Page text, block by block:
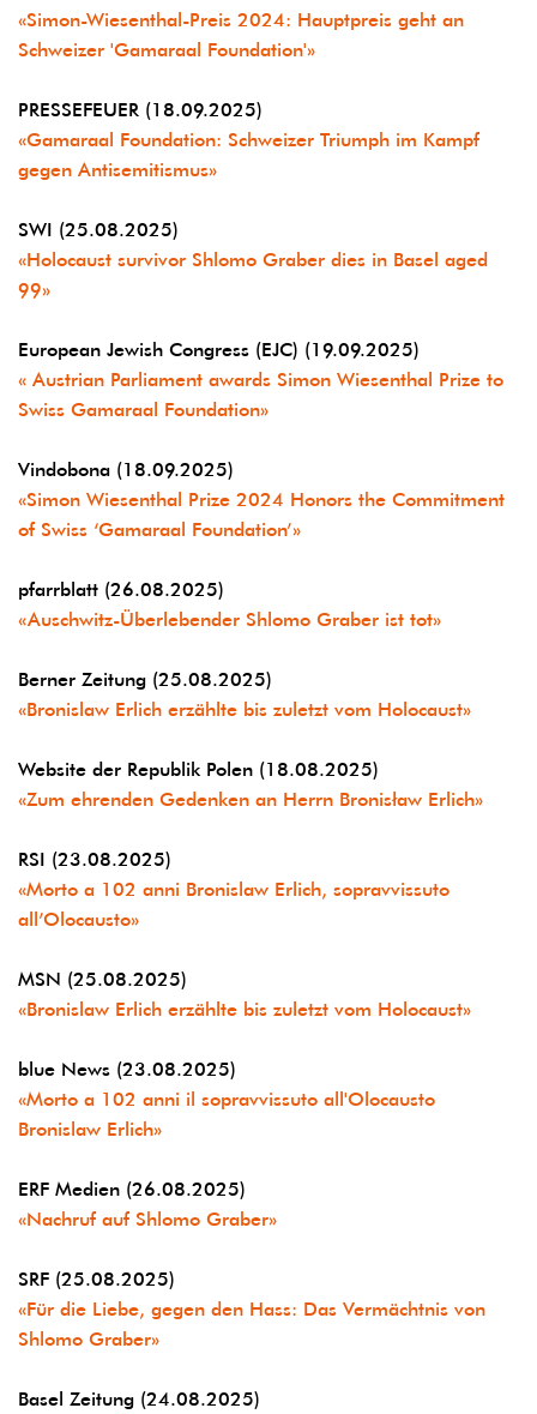
«Simon-Wiesenthal-Preis 2024: Hauptpreis geht an
Schweizer 'Gamaraal Foundation'»
PRESSEFEUER (18.09.2025)
«Gamaraal Foundation: Schweizer Triumph im Kampf
gegen Antisemitismus»
SWI (25.08.2025)
«Holocaust survivor Shlomo Graber dies in Basel aged
99»
European Jewish Congress (EJC) (19.09.2025)
« Austrian Parliament awards Simon Wiesenthal Prize to
Swiss Gamaraal Foundation»
Vindobona (18.09.2025)
«Simon Wiesenthal Prize 2024 Honors the Commitment
of Swiss ‘Gamaraal Foundation’»
pfarrblatt (26.08.2025)
«Auschwitz-Überlebender Shlomo Graber ist tot»
Berner Zeitung (25.08.2025)
«Bronislaw Erlich erzählte bis zuletzt vom Holocaust»
Website der Republik Polen (18.08.2025)
«Zum ehrenden Gedenken an Herrn Bronisław Erlich»
RSI (23.08.2025)
«Morto a 102 anni Bronislaw Erlich, sopravvissuto
all’Olocausto»
MSN (25.08.2025)
«Bronislaw Erlich erzählte bis zuletzt vom Holocaust»
blue News (23.08.2025)
«Morto a 102 anni il sopravvissuto all'Olocausto
Bronislaw Erlich»
ERF Medien (26.08.2025)
«Nachruf auf Shlomo Graber»
SRF (25.08.2025)
«Für die Liebe, gegen den Hass: Das Vermächtnis von
Shlomo Graber»
Basel Zeitung (24.08.2025)